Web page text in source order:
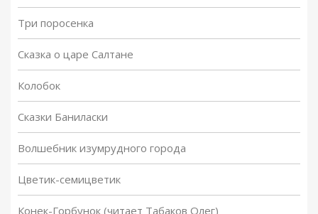
Три поросенка
Сказка о царе Салтане
Колобок
Сказки Баниласки
Волшебник изумрудного города
Цветик-семицветик
Конек-Горбунок (читает Табаков Олег)